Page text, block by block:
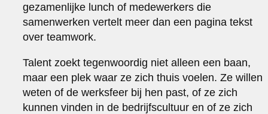
gezamenlijke lunch of medewerkers die
samenwerken vertelt meer dan een pagina tekst
over teamwork.
Talent zoekt tegenwoordig niet alleen een baan,
maar een plek waar ze zich thuis voelen. Ze willen
weten of de werksfeer bij hen past, of ze zich
kunnen vinden in de bedrijfscultuur en of ze zich